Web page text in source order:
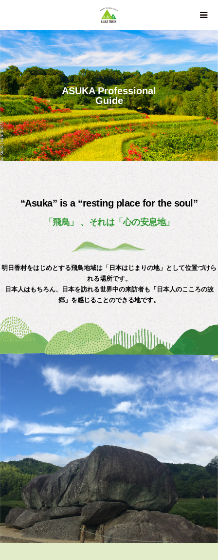
ASUKA Professional
Guide
“Asuka” is a “resting place for the soul”
「飛鳥」 、それは「心の安息地」
明日香村をはじめとする飛鳥地域は「日本はじまりの地」として位置づけら
れる場所です。
日本人はもちろん、日本を訪れる世界中の来訪者も「日本人のこころの故
郷」を感じることのできる地です。